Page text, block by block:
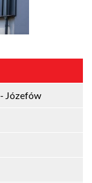
Józefów